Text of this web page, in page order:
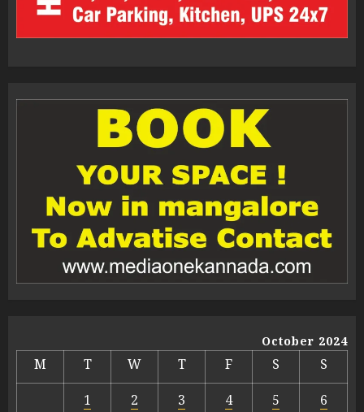
October 2024
M T W T F S
S
1
2 3 4 5
6